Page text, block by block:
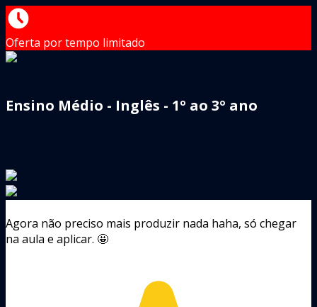
Oferta por tempo limitado
Ensino Médio - Inglês - 1º ao 3º ano
Agora não preciso mais produzir nada haha, só chegar
na aula e aplicar. 🤩